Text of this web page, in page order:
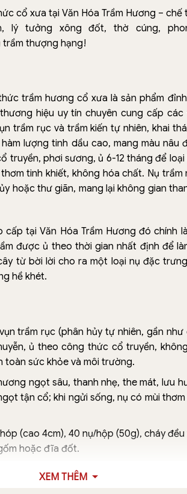
cổ xưa tại Văn Hóa Trầm Hương – chế
lý tưởng xông đốt, thờ cúng,
trầm thượng hạng!
trầm hương cổ xưa là sản phẩm
hiệu uy tín chuyên cung cấp
trầm rục và trầm kiến tự nhiên, khai
lượng tinh dầu cao, mang màu nâu
phơi sương, ủ 6-12 tháng để
tinh khiết, không hóa chất. Nụ
hoặc thư giãn, mang lại không gian
tại Văn Hóa Trầm Hương đó chính
được ủ theo thời gian nhất định để
từ bời lời cho ra một loại nụ đặc
hề khét.
trầm rục (phân hủy tự nhiên, gần
ủ theo công thức cổ truyền,
toàn sức khỏe và môi trường.
ngọt sâu, thanh nhẹ, the mát, lưu
tận cổ; khi ngửi sống, nụ có mùi
(cao 4cm), 40 nụ/hộp (50g), cháy
hoặc đĩa đốt.
Quảng Nam, được ủ thêm 3-6 tháng
XEM THÊM